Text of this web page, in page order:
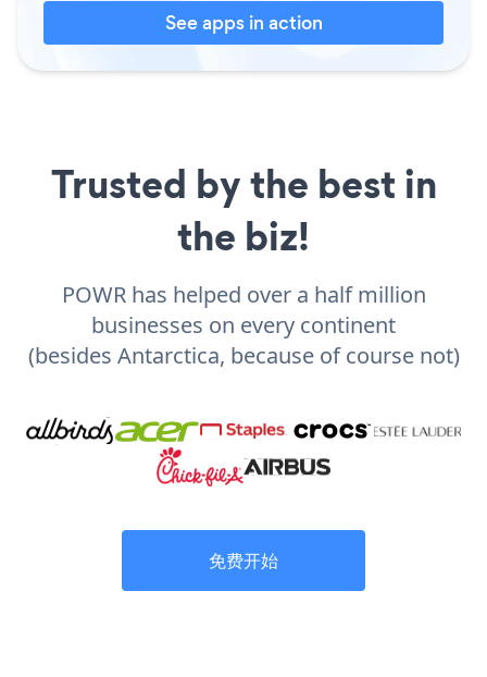
See apps in action
Trusted by the best in
the biz!
POWR has helped over a half million
businesses on every continent
(besides Antarctica, because of course not)
免费开始